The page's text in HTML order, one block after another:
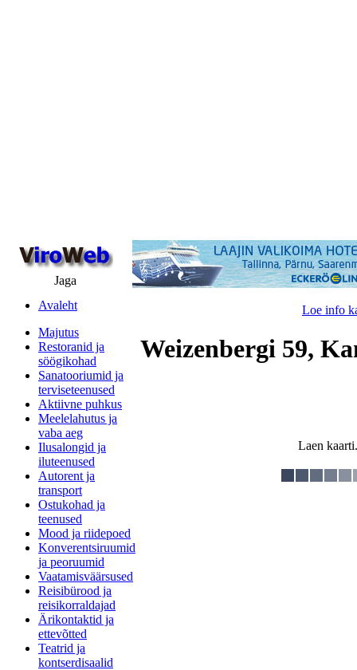
Jaga
Avaleht
Majutus
Restoranid ja
söögikohad
Sanatooriumid ja
terviseteenused
Aktiivne puhkus
Meelelahutus ja
vaba aeg
Ilusalongid ja
iluteenused
Autorent ja
transport
Ostukohad ja
teenused
Mood ja riidepoed
Konverentsiruumid
ja peoruumid
Vaatamisväärsused
Reisibürood ja
reisikorraldajad
Ärikontaktid ja
ettevõtted
Teatrid ja
kontserdisaalid
Loe info
Weizenbergi 59,
Laen